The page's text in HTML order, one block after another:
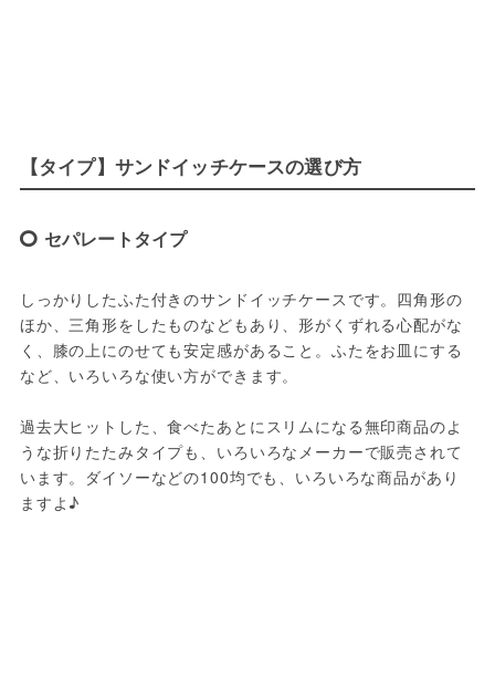
【タイプ】サンドイッチケースの選び方
セパレートタイプ
しっかりしたふた付きのサンドイッチケースです。四角形の
ほか、三角形をしたものなどもあり、形がくずれる心配がな
く、膝の上にのせても安定感があること。ふたをお皿にする
など、いろいろな使い方ができます。
過去大ヒットした、食べたあとにスリムになる無印商品のよ
うな折りたたみタイプも、いろいろなメーカーで販売されて
います。ダイソーなどの100均でも、いろいろな商品があり
ますよ♪